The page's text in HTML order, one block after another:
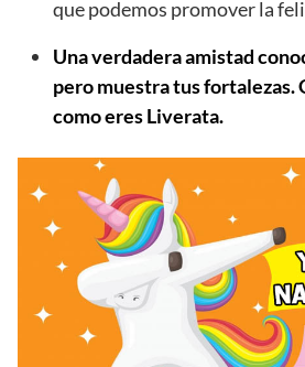
que podemos promover la
Una verdadera amistad
pero muestra tus fortalezas.
como eres Liverata.